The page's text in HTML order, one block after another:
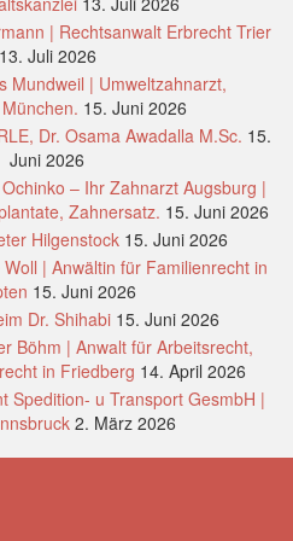
| Rechtsanwalt Erbrecht Trier
13. Juli 2026
Mundweil | Umweltzahnarzt,
15. Juni 2026
Dr. Osama Awadalla M.Sc. 15.
Juni 2026
– Ihr Zahnarzt Augsburg |
Zahnersatz. 15. Juni 2026
Hilgenstock 15. Juni 2026
| Anwältin für Familienrecht in
15. Juni 2026
Dr. Shihabi 15. Juni 2026
Böhm | Anwalt für Arbeitsrecht,
in Friedberg 14. April 2026
Spedition- u Transport GesmbH |
2. März 2026